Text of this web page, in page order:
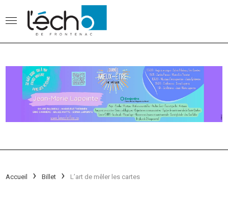
Accueil Billet L’art de mêler les cartes